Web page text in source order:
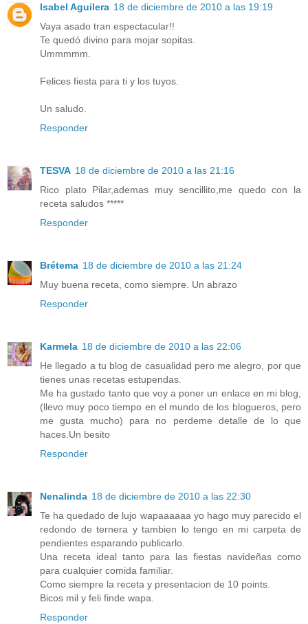
Isabel Aguilera 18 de diciembre de 2010 a las 19:19
Vaya asado tran espectacular!!
Te quedó divino para mojar sopitas.
Ummmmm.
Felices fiesta para ti y los tuyos.
Un saludo.
Responder
TESVA 18 de diciembre de 2010 a las 21:16
Rico plato Pilar,ademas muy sencillito,me quedo con la
receta saludos *****
Responder
Brétema 18 de diciembre de 2010 a las 21:24
Muy buena receta, como siempre. Un abrazo
Responder
Karmela 18 de diciembre de 2010 a las 22:06
He llegado a tu blog de casualidad pero me alegro, por que
tienes unas recetas estupendas.
Me ha gustado tanto que voy a poner un enlace en mi blog,
(llevo muy poco tiempo en el mundo de los blogueros, pero
me gusta mucho) para no perdeme detalle de lo que
haces.Un besito
Responder
Nenalinda 18 de diciembre de 2010 a las 22:30
Te ha quedado de lujo wapaaaaaa yo hago muy parecido el
redondo de ternera y tambien lo tengo en mi carpeta de
pendientes esparando publicarlo.
Una receta ideal tanto para las fiestas navideñas como
para cualquier comida familiar.
Como siempre la receta y presentacion de 10 points.
Bicos mil y feli finde wapa.
Responder